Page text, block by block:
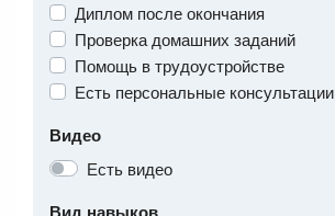
Диплом после окончания
Проверка домашних заданий
Помощь в трудоустройстве
Есть персональные консультации
Видео
Есть видео
Вид навыков